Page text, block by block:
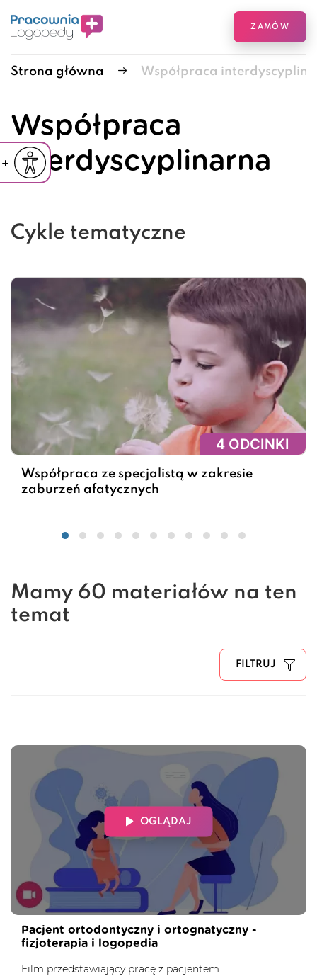
czcionkę
czcionka
Powiększ czcionkę
ZAMÓW
Strona główna Współpraca
Współpraca
interdyscyplinarna
Cykle tematyczne
4 ODCINKI
Współpraca ze specjalistą w zakresie
zaburzeń afatycznych
Mamy 60 materiałów na ten
temat
FILTRUJ
OGLĄDAJ
Pacjent ortodontyczny i ortognatyczny -
fizjoterapia i logopedia
Film przedstawiający pracę z pacjentem